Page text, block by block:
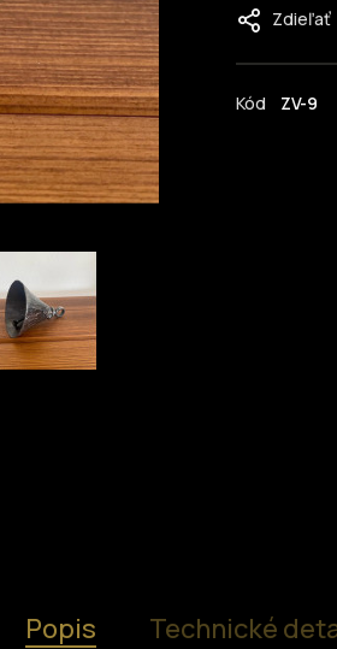
Zdieľať
Kód ZV-9
Popis Technické